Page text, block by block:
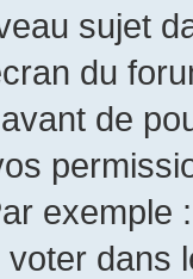
sujet
du
de
exemple
dans